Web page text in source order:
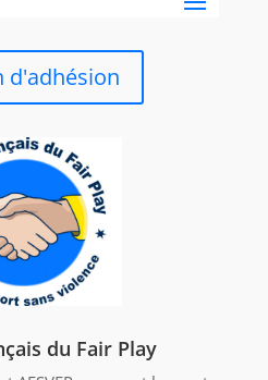
d'adhésion
du Fair Play